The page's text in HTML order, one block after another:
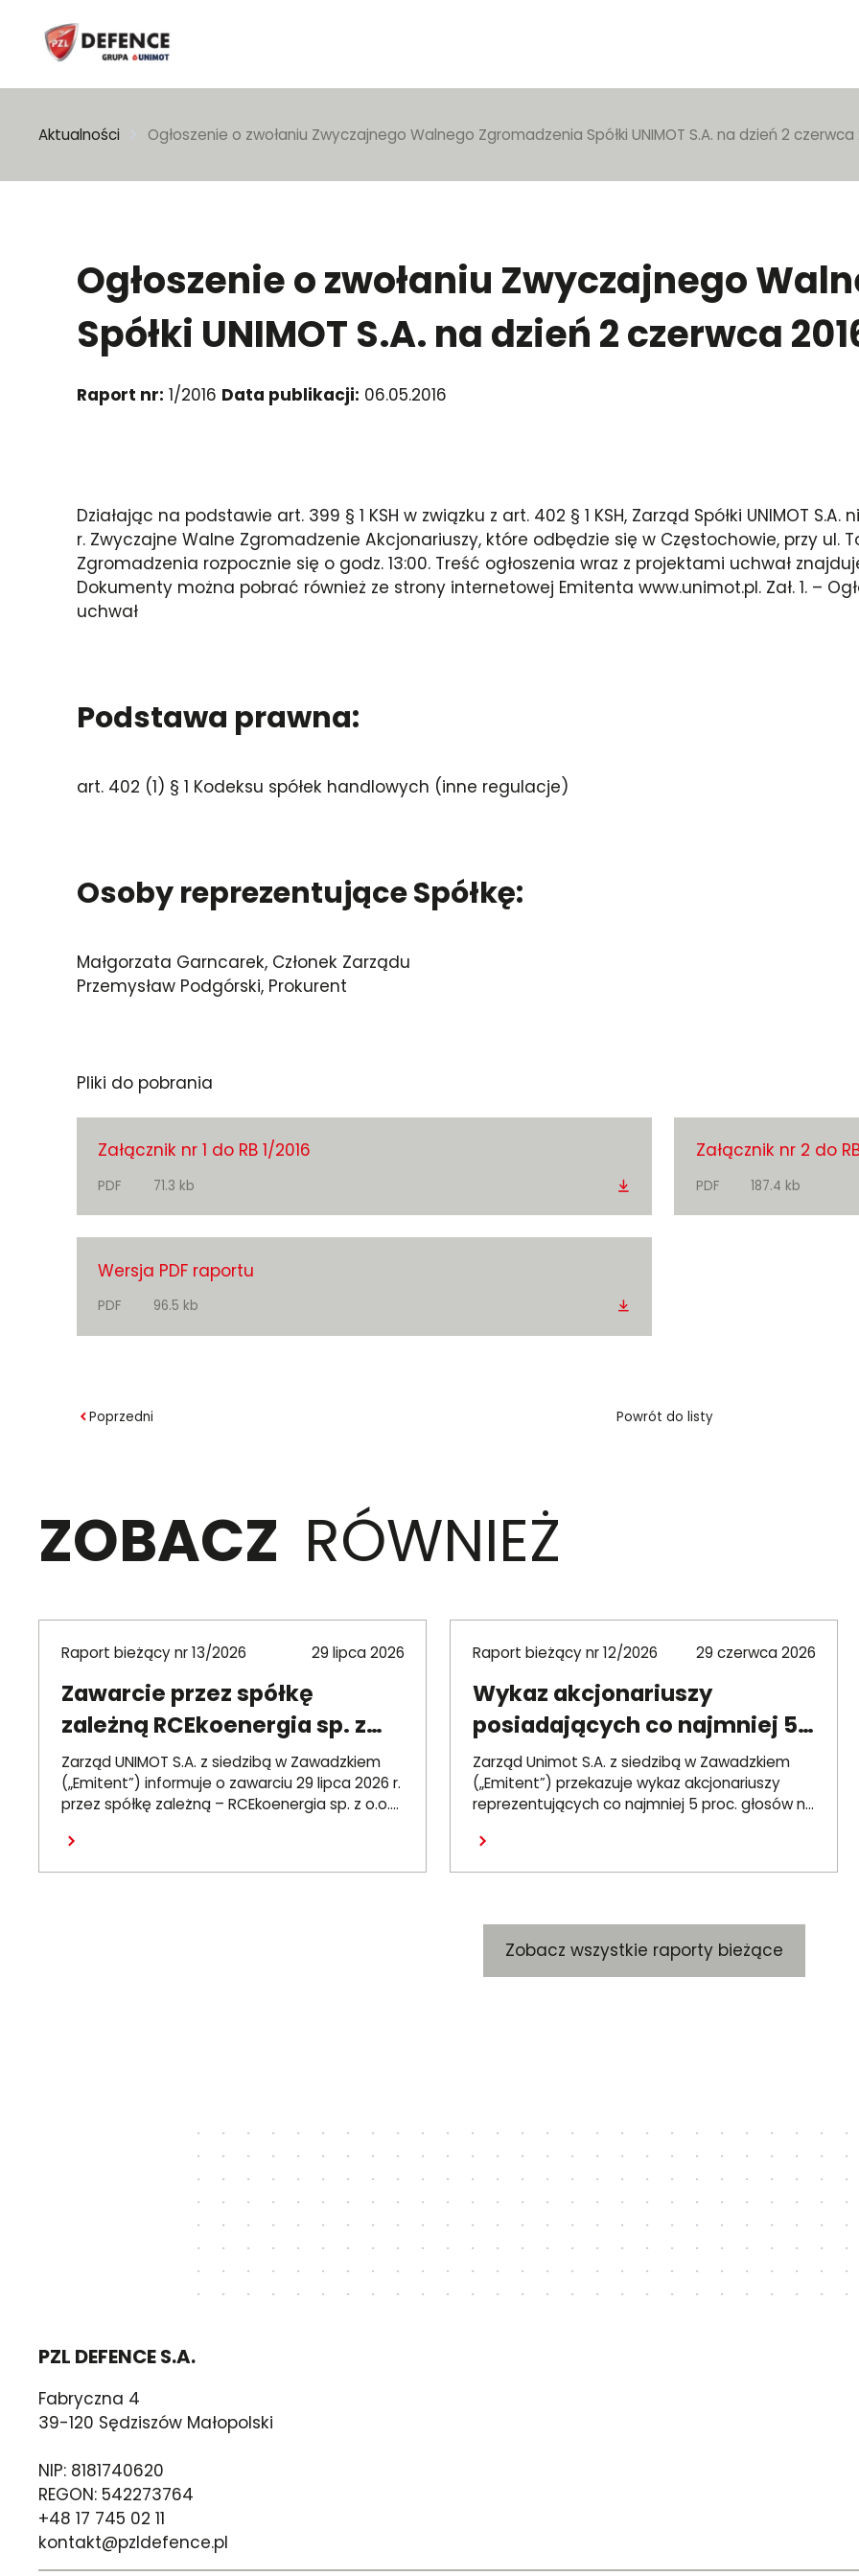
Aktualności Ogłoszenie o zwołaniu Zwyczajnego Walnego Zgromadzenia Spółki UNIMOT S.A. na dzień 2 czerwca
Ogłoszenie o zwołaniu Zwyczajnego
Spółki UNIMOT S.A. na dzień 2 czerwca
Raport nr: 1/2016 Data publikacji: 06.05.2016
Działając na podstawie art. 399 § 1 KSH w związku z art. 402 § 1 KSH, Zarząd Spółki UNIMOT
r. Zwyczajne Walne Zgromadzenie Akcjonariuszy, które odbędzie się w Częstochowie, przy ul.
Zgromadzenia rozpocznie się o godz. 13:00. Treść ogłoszenia wraz z projektami uchwał
Dokumenty można pobrać również ze strony internetowej Emitenta www.unimot.pl. Zał. 1. –
uchwał
Podstawa prawna:
art. 402 (1) § 1 Kodeksu spółek handlowych (inne regulacje)
Osoby reprezentujące Spółkę:
Małgorzata Garncarek, Członek Zarządu
Przemysław Podgórski, Prokurent
Pliki do pobrania
Załącznik nr 1 do RB 1/2016
PDF 71.3 kb Pobierz
Załącznik nr 2 do
PDF 187.4 kb
Wersja PDF raportu
PDF 96.5 kb Pobierz
Poprzedni Powrót do listy
ZOBACZ RÓWNIEŻ
Raport bieżący nr 13/2026 29 lipca 2026
Zawarcie przez spółkę
zależną RCEkoenergia sp. z
o.o. umowy wieloletniej na
sprzedaż ciepła do miasta
Czechowice-Dziedzice
Zarząd UNIMOT S.A. z siedzibą w Zawadzkiem
(„Emitent”) informuje o zawarciu 29 lipca 2026 r.
przez spółkę zależną – RCEkoenergia sp. z o.o.
Przedsiębiorstwem Inżynierii Miejskiej sp. z o.o. z
siedzibą w Czechowicach-Dziedzicach („PIM”),
Raport bieżący nr 12/2026 29 czerwca 2026
Wykaz akcjonariuszy
posiadających co najmniej 5
proc. głosów na ZWZ 26
czerwca 2026 r.
Zarząd Unimot S.A. z siedzibą w Zawadzkiem
(„Emitent”) przekazuje wykaz akcjonariuszy
reprezentujących co najmniej 5 proc. głosów na
które odbyło się 26 czerwca 2026 r. („ZWZ”).
Zobacz wszystkie raporty bieżące
PZL DEFENCE S.A.
Fabryczna 4
39-120 Sędziszów Małopolski
NIP: 8181740620
REGON: 542273764
+48 17 745 02 11
kontakt@pzldefence.pl